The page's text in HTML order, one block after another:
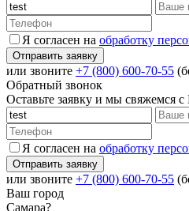
Я согласен на обработку
или звоните +7 (800) 600-70-55
Обратный звонок
Оставьте заявку и мы свяжемся
Я согласен на обработку
или звоните +7 (800) 600-70-55
Ваш город
Самара?